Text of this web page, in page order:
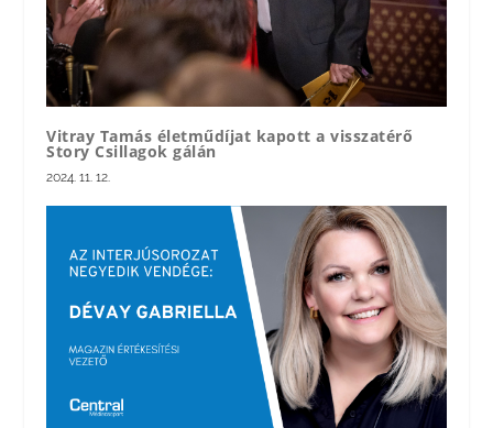
Vitray Tamás életműdíjat kapott a visszatérő
Story Csillagok gálán
2024. 11. 12.